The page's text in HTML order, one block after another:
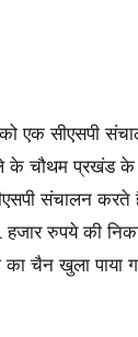
को एक सीएसपी
चौथम प्रखंड के
संचालन करते
हजार रुपये की
चैन खुला